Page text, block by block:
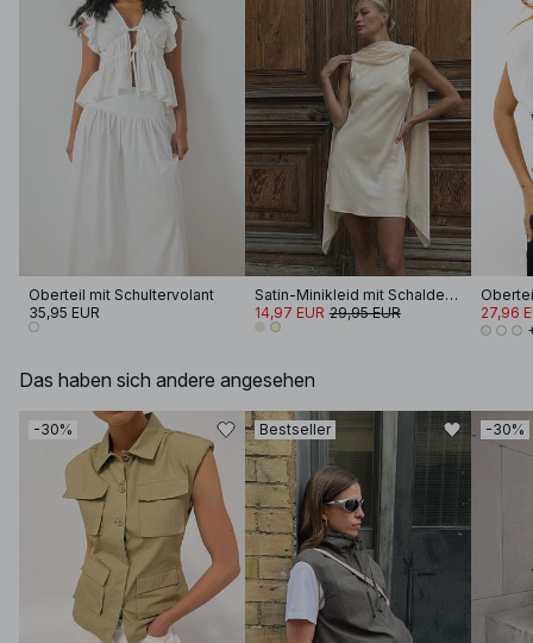
Oberteil mit Schultervolant
35,95 EUR
Satin-Minikleid mit Schaldetail
14,97 EUR 29,95 EUR
27,96
Das haben sich andere angesehen
-30% Bestseller -30%